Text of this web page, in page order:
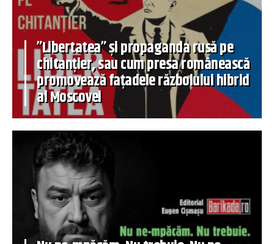
”Libertatea” și propaganda rusă pe
chitanțier, sau cum presa românească
promovează fațadele războiului hibrid
al Moscovei